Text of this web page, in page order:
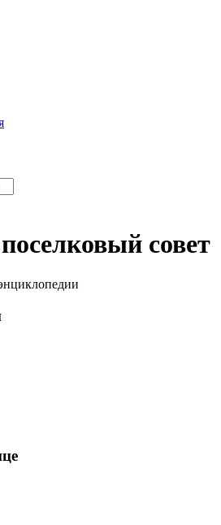
совет